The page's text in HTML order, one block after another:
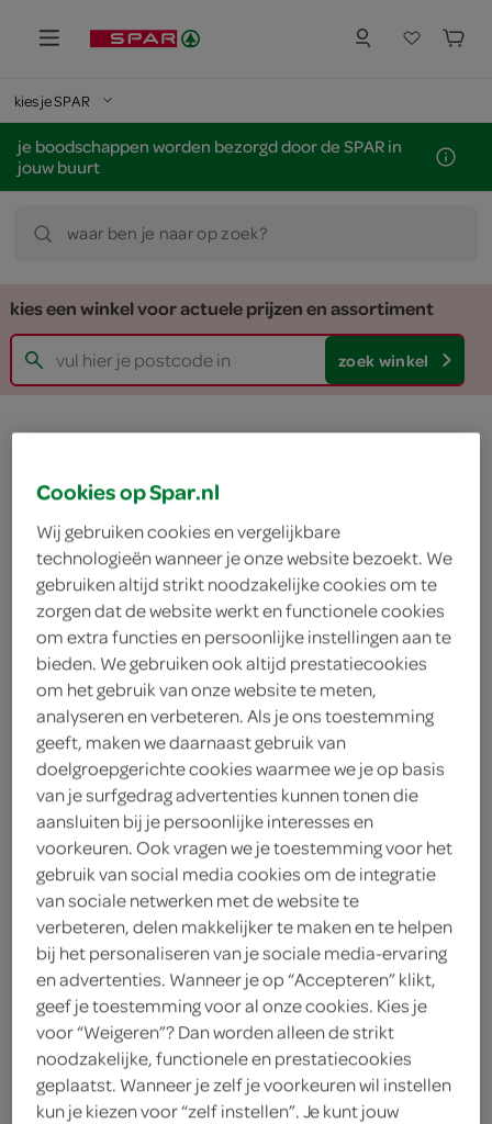
kies je SPAR
je boodschappen worden bezorgd door de SPAR in
jouw buurt
waar ben je naar op zoek?
kies een winkel voor actuele prijzen en assortiment
zoek winkel
The Tosti Club
5.50
1 Stuks
Let op: aanbiedingen zijn niet zichtbaar bij de
producten, maar worden wél automatisch
verwerkt in de winkelmand.
Cookies op Spar.nl
Wij gebruiken cookies en vergelijkbare
technologieën wanneer je onze website bezoekt. We
gebruiken altijd strikt noodzakelijke cookies om te
zorgen dat de website werkt en functionele cookies
om extra functies en persoonlijke instellingen aan te
bieden. We gebruiken ook altijd prestatiecookies
om het gebruik van onze website te meten,
analyseren en verbeteren. Als je ons toestemming
geeft, maken we daarnaast gebruik van
doelgroepgerichte cookies waarmee we je op basis
van je surfgedrag advertenties kunnen tonen die
aansluiten bij je persoonlijke interesses en
voorkeuren. Ook vragen we je toestemming voor het
gebruik van social media cookies om de integratie
van sociale netwerken met de website te
verbeteren, delen makkelijker te maken en te helpen
bij het personaliseren van je sociale media-ervaring
en advertenties. Wanneer je op “Accepteren” klikt,
geef je toestemming voor al onze cookies. Kies je
voor “Weigeren”? Dan worden alleen de strikt
noodzakelijke, functionele en prestatiecookies
geplaatst. Wanneer je zelf je voorkeuren wil instellen
kun je kiezen voor “zelf instellen”. Je kunt jouw